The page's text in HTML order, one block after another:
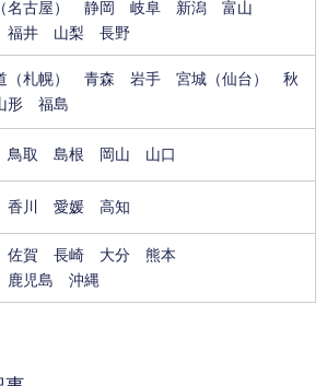
（名古屋） 静岡 岐阜 新潟
富山
福井 山梨 長野
（札幌） 青森 岩手 宮城 （仙台）
秋
形 福島
鳥取 島根 岡山 山口
香川 愛媛 高知
佐賀 長崎 大分
熊本
鹿児島 沖縄